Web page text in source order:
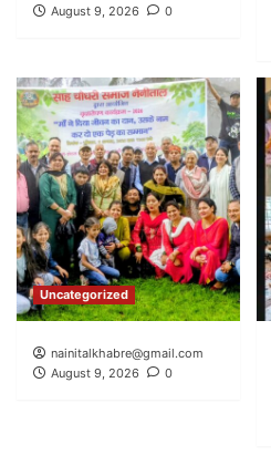
August 9, 2026
0
Uncategorized
nainitalkhabre@gmail.com
August 9, 2026
0